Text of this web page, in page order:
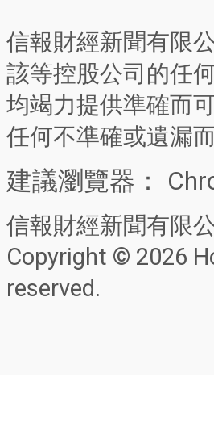
信報財經新聞有限
該等控股公司的任
均竭力提供準確而
任何不準確或遺漏
建議瀏覽器：
信報財經新聞有限
Copyright © 2026
reserved.